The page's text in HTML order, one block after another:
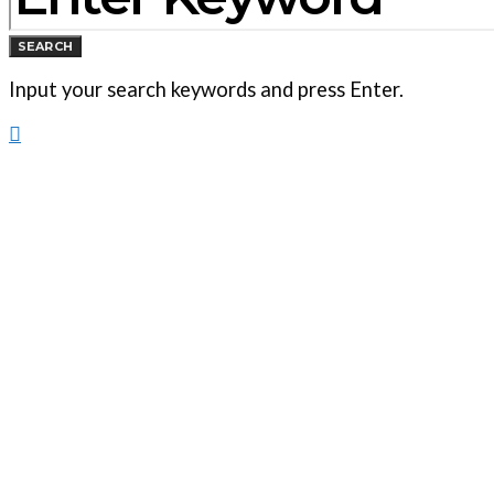
SEARCH
Input your search keywords and press Enter.